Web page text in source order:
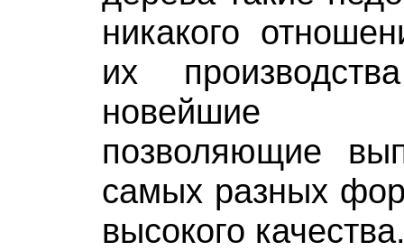
никакого
их
новейшие
позволяющие
самых разных
высокого